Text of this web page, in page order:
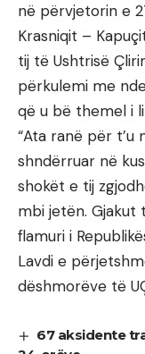
në përvjetorin e
Krasniqit –
tij të Ushtrisë
përkulemi me
që u bë themel i
“Ata ranë për t’u
shndërruar në
shokët e tij
mbi jetën.
flamuri i
Lavdi e
dëshmorëve të
67 aksidente